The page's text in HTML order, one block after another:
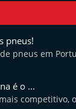
pneus!
pneus em
é o ...
competitivo,